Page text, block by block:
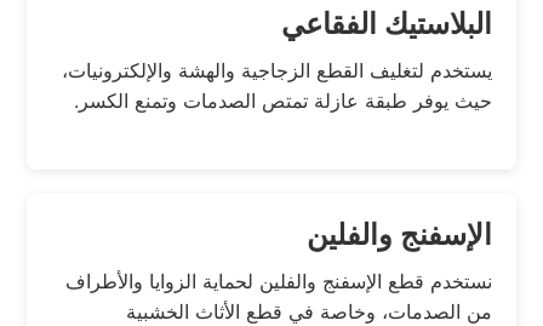
البلاستيك الفقاعي
يستخدم لتغليف القطع الزجاجية والهشة والإلكترونيات،
حيث يوفر طبقة عازلة تمتص الصدمات وتمنع الكسر.
الإسفنج والفلين
نستخدم قطع الإسفنج والفلين لحماية الزوايا والأطراف
من الصدمات، وخاصة في قطع الأثاث الخشبية